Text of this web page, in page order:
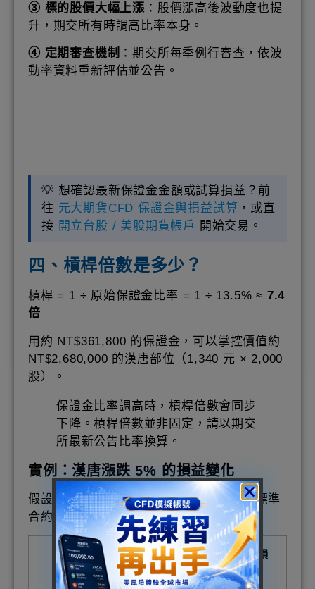
③ 標的股價大幅上漲 ：股價漲高後波動度也提
升，期交所有時調高比率本身。
④ 定期審查機制 ：期交所每季例行審查，依波
動率資料重新評估並公告。
💡 想確認最新保證金金額或試算損益？前
往 元大期貨CFD 保證金與損益試算 ，或直
接 開立台股 / 美股期貨帳戶 開始交易。
四、槓桿倍數是多少？
槓桿 = 1 ÷ 原始保證金比率 = 1 ÷ 13.5% ≈ 7.4
倍
用約 NT$361,800 的保證金，可以掌控價值約
NT$2,680,000 的漢唐部位（1,340 元 × 2,000
股）。
保證金比率調高時，槓桿倍數會同步
下降。槓桿倍數並非固定，請以期交
所最新公告比率換算。
實例：漢唐漲跌 5% 的損益變化
假設漢唐期貨以 1,340 元進場，買進一口標準
合約（GOF）：
情境
股
價
變
損益
計算
獲利/虧損